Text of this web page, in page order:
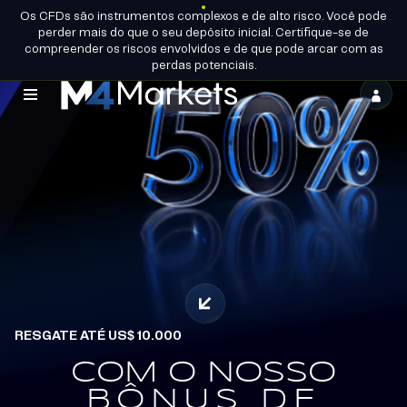
LICENÇAS DO GRUPO
PT-
BR
TORNE-SE
UM
PARCEIRO
Os CFDs são instrumentos complexos e de alto risco. Você pode
perder mais do que o seu depósito inicial. Certifique-se de
compreender os riscos envolvidos e de que pode arcar com as
perdas potenciais.
M4Markets
Regulated
GANHE.
RESGATE.
RESGATE ATÉ US$ 10.000
COM O NOSSO
BÔNUS DE
PARCEIROS OFICIAIS DE
EQUIPE DE
RESISTÊNCIA ALPINA